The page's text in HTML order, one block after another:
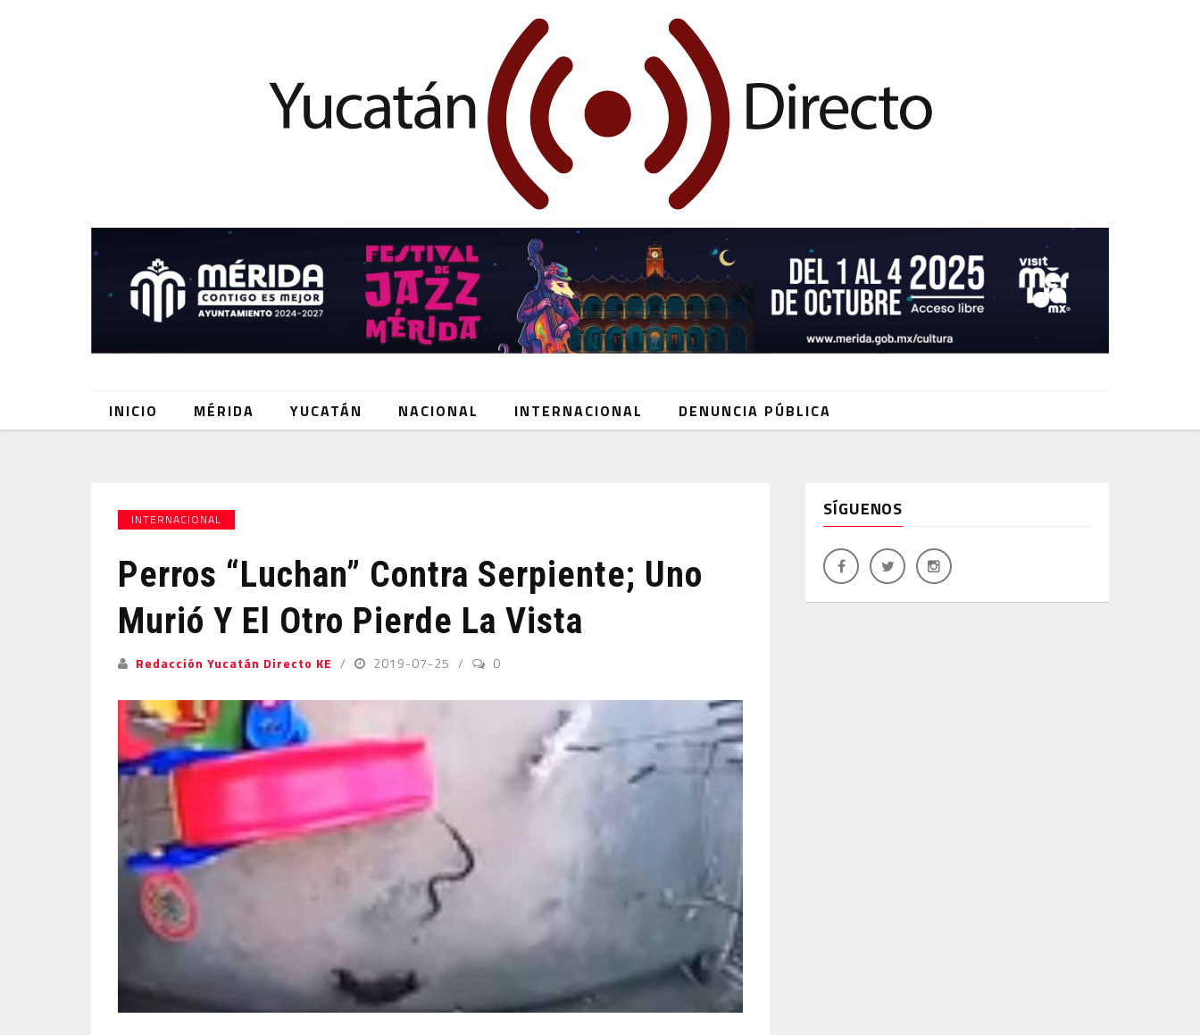
INICIO MÉRIDA YUCATÁN NACIONAL INTERNACIONAL DENUNCIA PÚBLICA
INTERNACIONAL
Perros “luchan” Contra Serpiente; Uno
Murió Y El Otro Pierde La Vista
Redacción Yucatán Directo KE 2019-07-25 0
SÍGUENOS